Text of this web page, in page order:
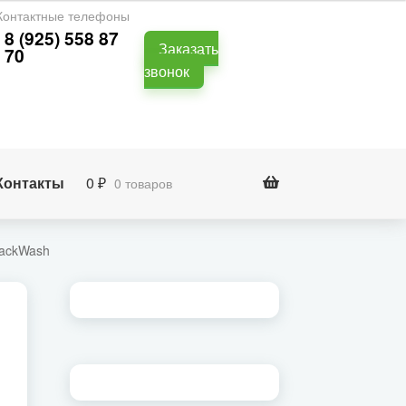
телефоны
8 (925) 558 87
70
Заказать
звонок
0₽ 0 товаров